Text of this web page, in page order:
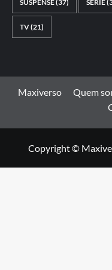
SUSPENSE(37) SÉRIE
TV(21)
Maxiverso Quem
Copyright ©